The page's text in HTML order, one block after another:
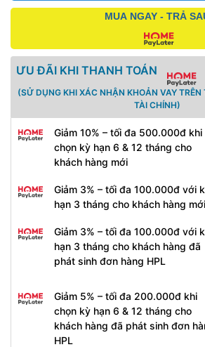
MUA NGAY - TRẢ
ƯU ĐÃI KHI THANH TOÁN
(SỬ DỤNG KHI XÁC NHẬN KHOẢN VAY
TÀI CHÍNH)
Giảm 10% – tối đa 500.000đ khi
chọn kỳ hạn 6 & 12 tháng cho
khách hàng mới
Giảm 3% – tối đa 100.000đ với
hạn 3 tháng cho khách hàng mới
Giảm 3% – tối đa 100.000đ với
hạn 3 tháng cho khách hàng đã
phát sinh đơn hàng HPL
Giảm 5% – tối đa 200.000đ khi
chọn kỳ hạn 6 & 12 tháng cho
khách hàng đã phát sinh đơn
HPL